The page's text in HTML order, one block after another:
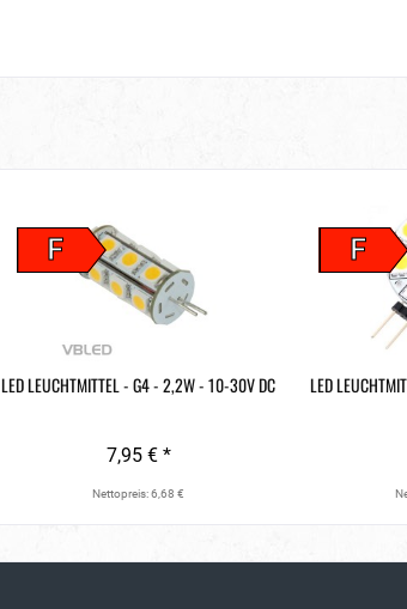
F
LED LEUCHTMITTEL - G4 - 2,2W - 10-30V DC
7,95 € *
Nettopreis: 6,68 €
F
LED